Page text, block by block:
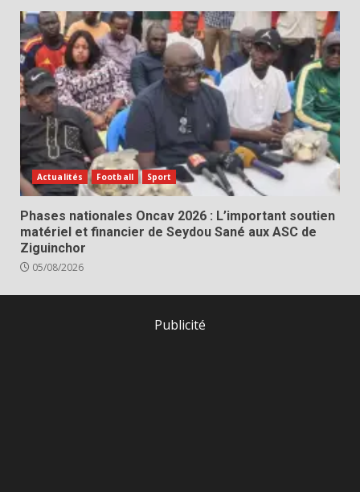
Actualités Football Sport
Phases nationales Oncav 2026 : L’important soutien
matériel et financier de Seydou Sané aux ASC de
Ziguinchor
05/08/2026
Publicité